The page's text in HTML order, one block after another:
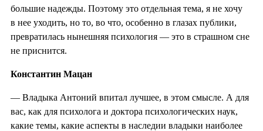
большие надежды. Поэтому это отдельная тема, я не хочу
в нее уходить, но то, во что, особенно в глазах публики,
превратилась нынешняя психология — это в страшном сне
не приснится.
Константин Мацан
— Владыка Антоний впитал лучшее, в этом смысле. А для
вас, как для психолога и доктора психологических наук,
какие темы, какие аспекты в наследии владыки наиболее